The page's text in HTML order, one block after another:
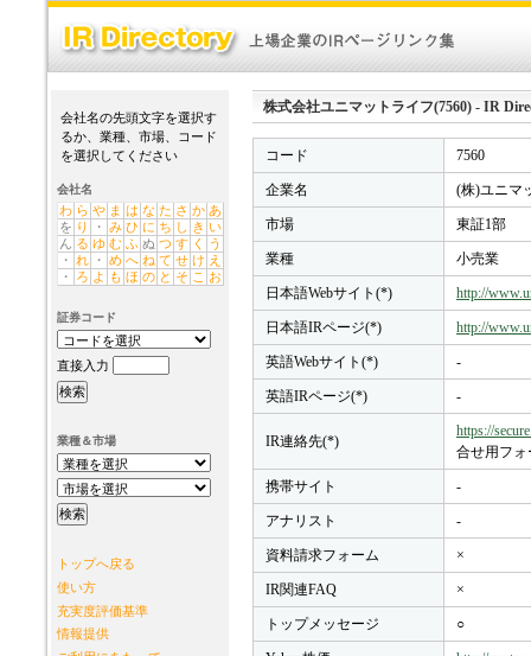
会社名の先頭文字を選択す
るか、業種、市場、コード
を選択してください
会社名
わ ら や ま は な た さ か あ
を り ・ み ひ に ち し き い
ん る ゆ む ふ ぬ つ す く
う
・ れ ・ め へ ね て せ け え
・
ろ よ も ほ の と そ こ お
証券コード
直接入力
業種＆市場
トップへ戻る
使い方
充実度評価基準
情報提供
株式会社ユニマットライフ(7560) - IR
コード 7560
企業名 (株)ユニマ
市場 東証1部
業種 小売業
日本語Webサイト(*) http://
日本語IRページ(*) http://
英語Webサイト(*) -
英語IRページ(*) -
IR連絡先(*)
https://
合せ用フォ
携帯サイト -
アナリスト -
資料請求フォーム ×
IR関連FAQ ×
トップメッセージ ○